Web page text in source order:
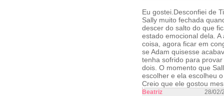
Eu gostei.Desconfiei de
Sally muito fechada
descer do salto do que
estado emocional dela.
coisa, agora ficar em
se Adam quisesse
tenha sofrido para
dois. O momento que
escolher e ela escolheu
Creio que ele gostou
Beatriz 28/02/